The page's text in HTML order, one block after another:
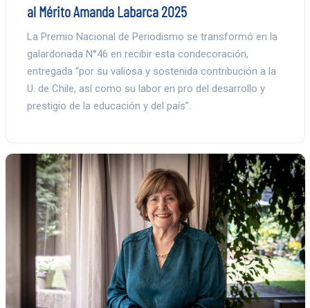
al Mérito Amanda Labarca 2025
La Premio Nacional de Periodismo se transformó en la
galardonada N°46 en recibir esta condecoración,
entregada “por su valiosa y sostenida contribución a la
U. de Chile, así como su labor en pro del desarrollo y
prestigio de la educación y del país”.